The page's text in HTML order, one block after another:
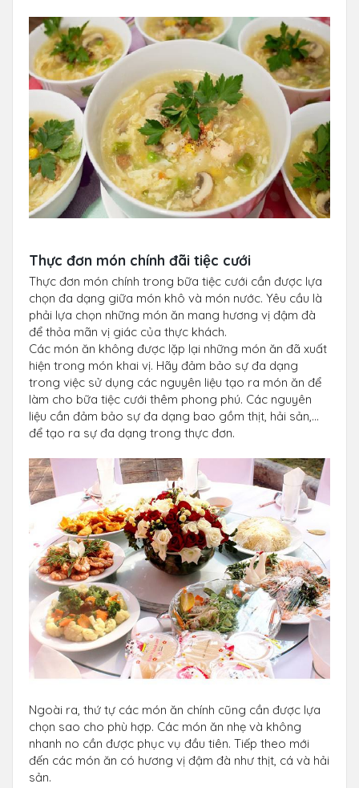
Thực đơn món chính đãi tiệc cưới
Thực đơn món chính trong bữa tiệc cưới cần được lựa
chọn đa dạng giữa món khô và món nước. Yêu cầu là
phải lựa chọn những món ăn mang hương vị đậm đà
để thỏa mãn vị giác của thực khách.
Các món ăn không được lặp lại những món ăn đã xuất
hiện trong món khai vị. Hãy đảm bảo sự đa dạng
trong việc sử dụng các nguyên liệu tạo ra món ăn để
làm cho bữa tiệc cưới thêm phong phú. Các nguyên
liệu cần đảm bảo sự đa dạng bao gồm thịt, hải sản,...
để tạo ra sự đa dạng trong thực đơn.
Ngoài ra, thứ tự các món ăn chính cũng cần được lựa
chọn sao cho phù hợp. Các món ăn nhẹ và không
nhanh no cần được phục vụ đầu tiên. Tiếp theo mới
đến các món ăn có hương vị đậm đà như thịt, cá và hải
sản.